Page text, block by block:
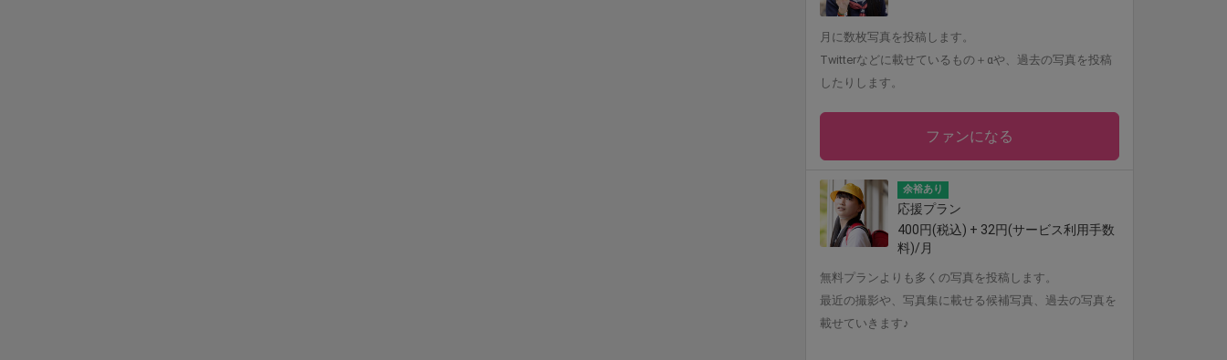
月に数枚写真を投稿します。
Twitterなどに載せているもの＋αや、過去の写真を投稿
したりします。
ファンになる
余裕あり
応援プラン
400円(税込) + 32円(サービス利用手数
料)/月
無料プランよりも多くの写真を投稿します。
最近の撮影や、写真集に載せる候補写真、過去の写真を
載せていきます♪